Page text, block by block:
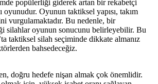
popülerliği giderek artan bir rekabetçi
oyunudur. Oyunun taktiksel yapısı, takım
vurgulamaktadır. Bu nedenle, bir
silahlar oyunun sonucunu belirleyebilir. Bu
taktiksel silah seçiminde dikkate almanız
bahsedeceğiz.
doğru hedefe nişan almak çok önemlidir.